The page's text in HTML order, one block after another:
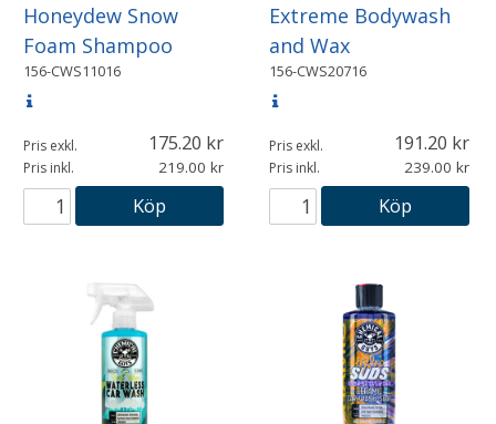
Honeydew Snow
Foam Shampoo
156-CWS11016
Pris exkl. 175.20
Pris inkl. 219.00
Köp
Extreme Bodywash
and Wax
156-CWS20716
Pris exkl. 191.20
Pris inkl. 239.00
Köp